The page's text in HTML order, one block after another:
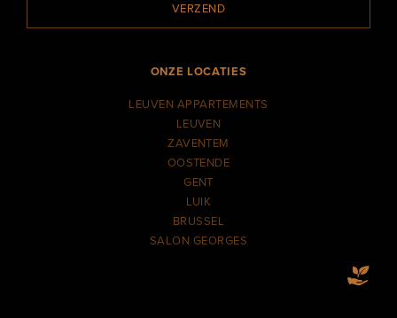
VERZEND
ONZE LOCATIES
LEUVEN APPARTEMENTS
LEUVEN
ZAVENTEM
OOSTENDE
GENT
LUIK
BRUSSEL
SALON GEORGES